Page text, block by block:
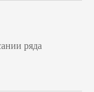
ряда